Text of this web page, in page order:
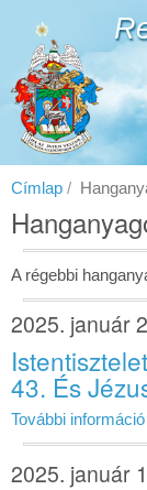
tartalomra
Címlap
A régebbi
2025. január
43. És
További információ
2025. január